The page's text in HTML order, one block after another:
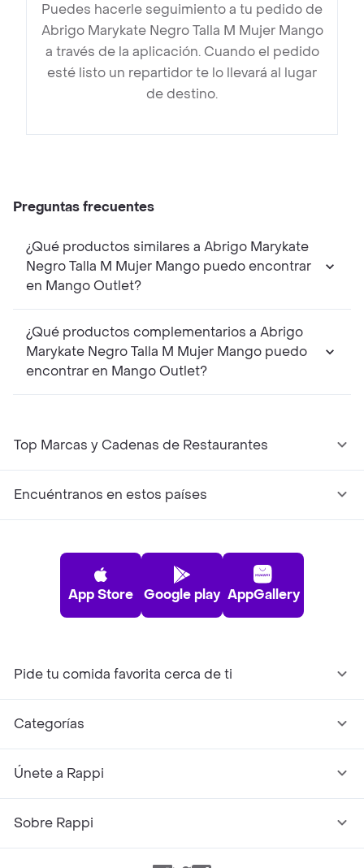
Puedes hacerle seguimiento a tu pedido de
Abrigo Marykate Negro Talla M Mujer Mango
a través de la aplicación. Cuando el pedido
esté listo un repartidor te lo llevará al lugar
de destino.
Preguntas frecuentes
¿Qué productos similares a Abrigo Marykate
Negro Talla M Mujer Mango puedo encontrar
en Mango Outlet?
¿Qué productos complementarios a Abrigo
Marykate Negro Talla M Mujer Mango puedo
encontrar en Mango Outlet?
Top Marcas y Cadenas de Restaurantes
Encuéntranos en estos países
App Store Google play AppGallery
Pide tu comida favorita cerca de ti
Categorías
Únete a Rappi
Sobre Rappi